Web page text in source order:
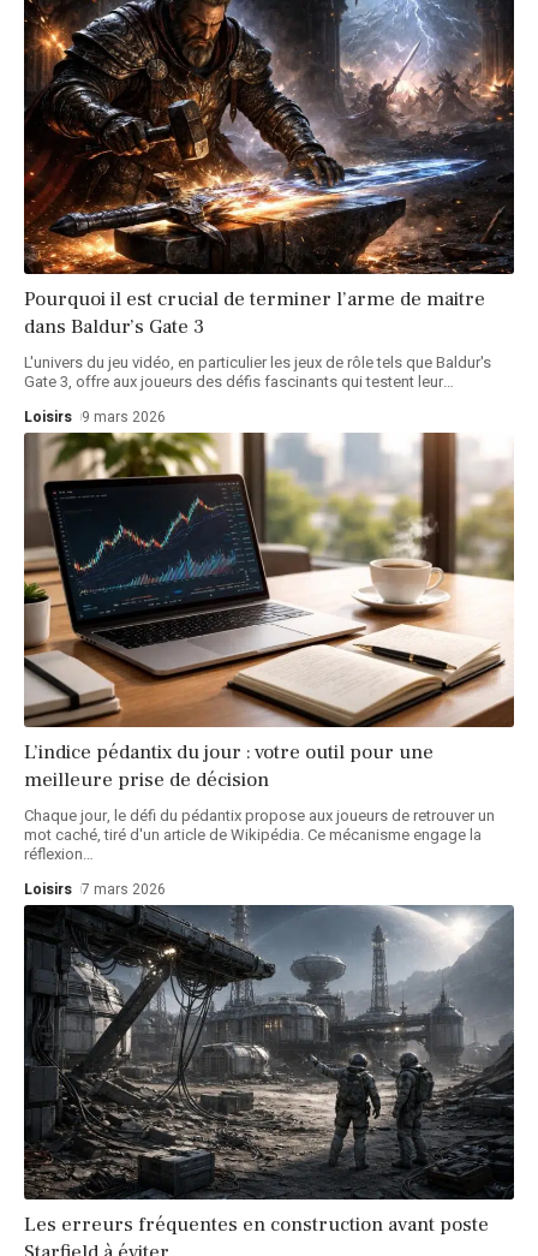
Pourquoi il est crucial de terminer l’arme de maitre
dans Baldur’s Gate 3
L'univers du jeu vidéo, en particulier les jeux de rôle tels que Baldur's
Gate 3, offre aux joueurs des défis fascinants qui testent leur…
Loisirs 9 mars 2026
L’indice pédantix du jour : votre outil pour une
meilleure prise de décision
Chaque jour, le défi du pédantix propose aux joueurs de retrouver un
mot caché, tiré d'un article de Wikipédia. Ce mécanisme engage la
réflexion…
Loisirs 7 mars 2026
Les erreurs fréquentes en construction avant poste